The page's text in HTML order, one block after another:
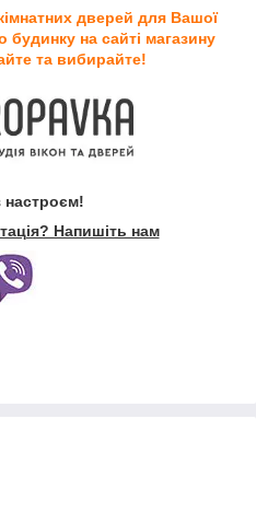
дверей для Вашої
на сайті магазину
та вибирайте!
настроєм!
Напишіть нам